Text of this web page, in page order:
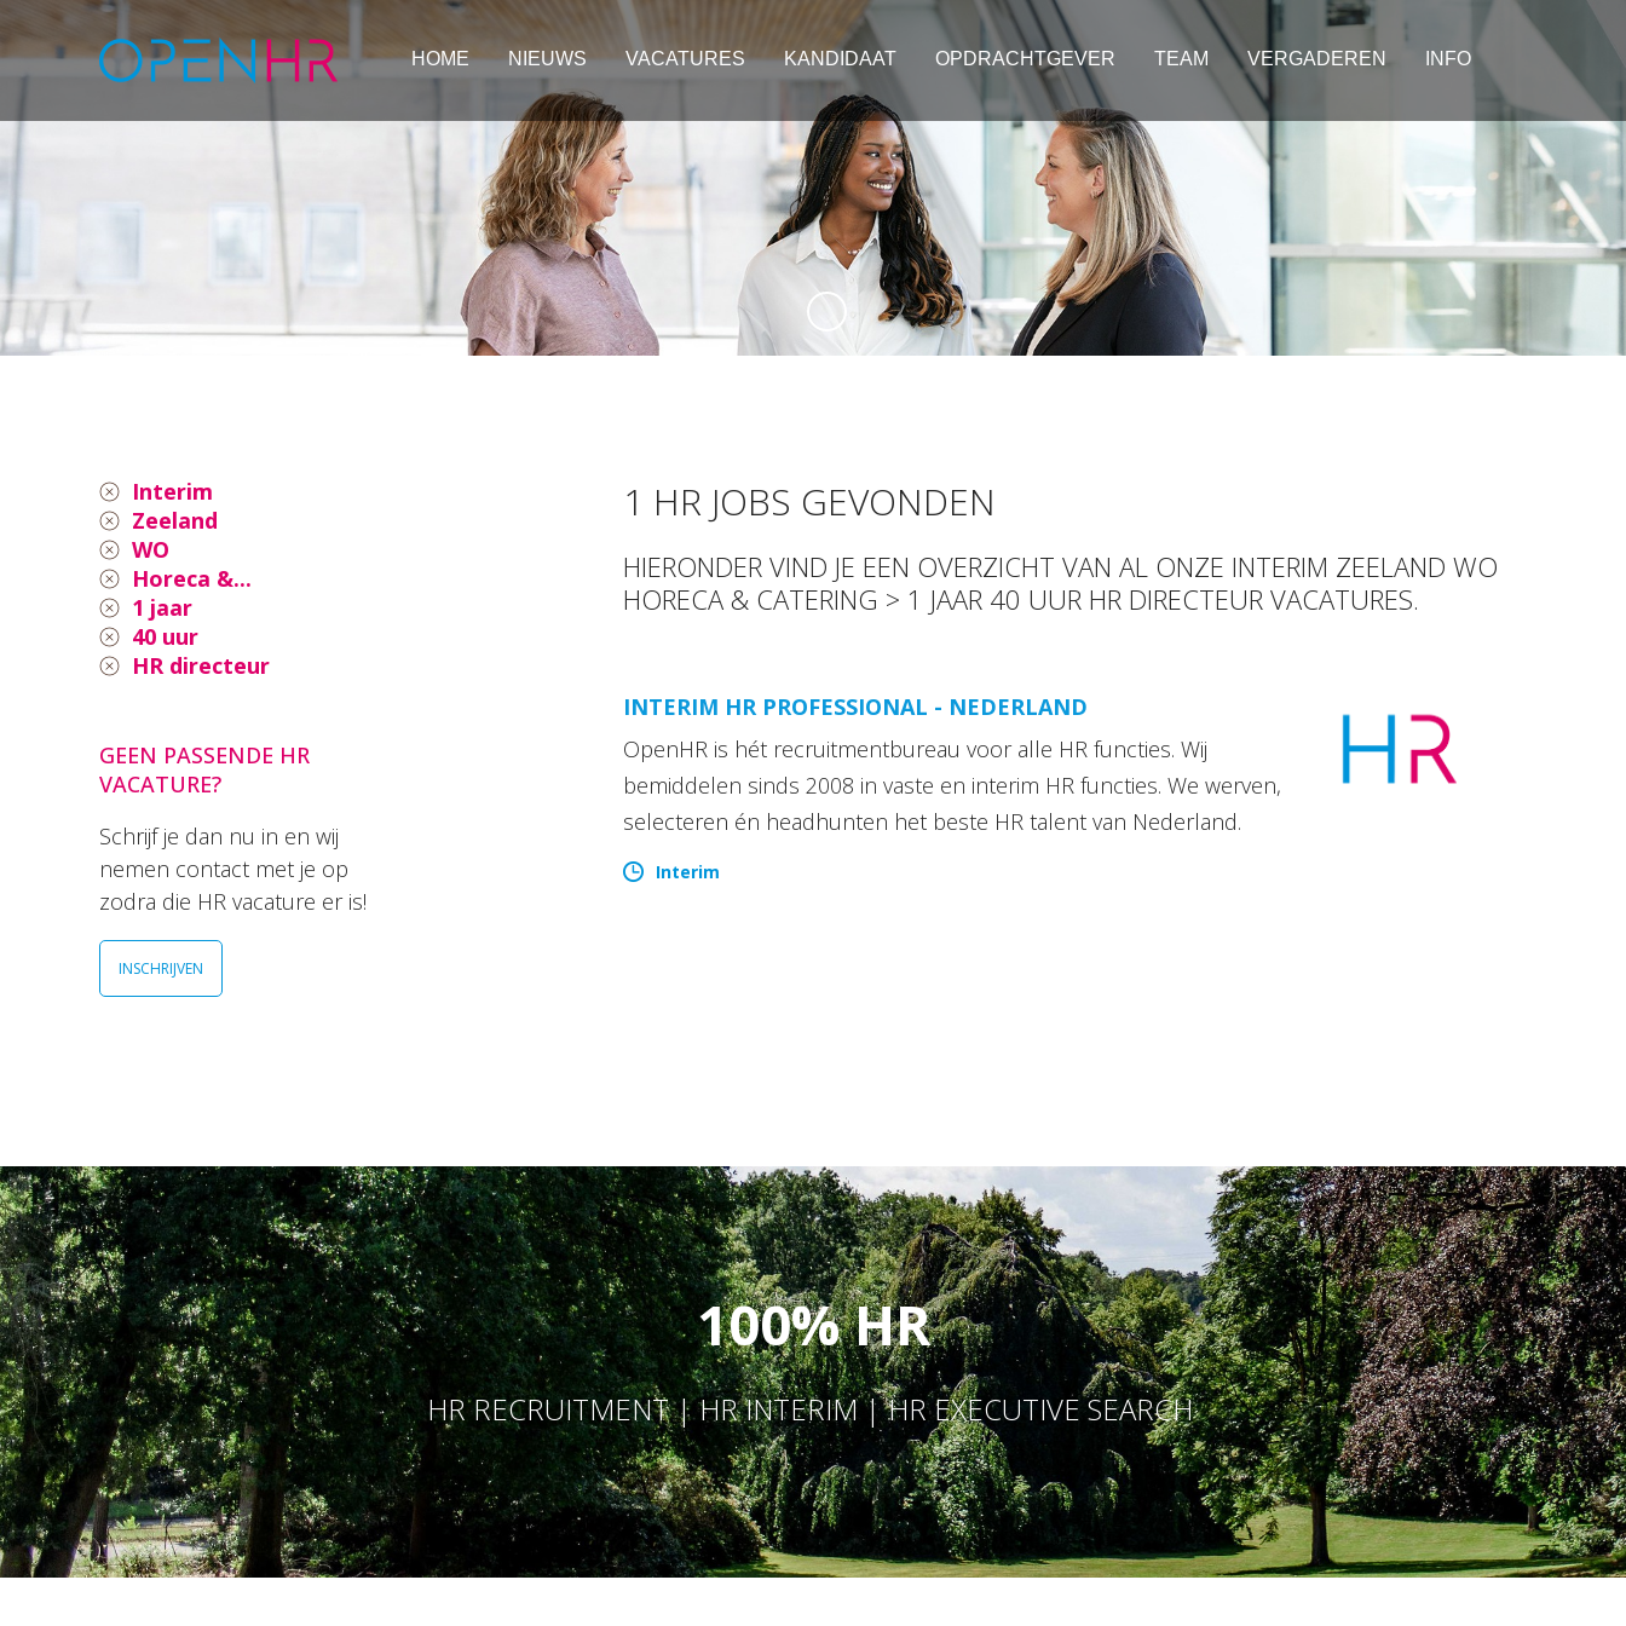
HOME NIEUWS VACATURES KANDIDAAT OPDRACHTGEVER TEAM VERGADEREN INFO
Interim
Zeeland
WO
Horeca &...
1 jaar
40 uur
HR directeur
GEEN PASSENDE HR
VACATURE?
Schrijf je dan nu in en wij
nemen contact met je op
zodra die HR vacature er is!
INSCHRIJVEN
1 HR JOBS GEVONDEN
HIERONDER VIND JE EEN OVERZICHT VAN AL ONZE INTERIM ZEELAND WO
HORECA & CATERING > 1 JAAR 40 UUR HR DIRECTEUR VACATURES.
INTERIM HR PROFESSIONAL - NEDERLAND
OpenHR is hét recruitmentbureau voor alle HR functies. Wij
bemiddelen sinds 2008 in vaste en interim HR functies. We werven,
selecteren én headhunten het beste HR talent van Nederland.
Interim
100% HR
HR RECRUITMENT | HR INTERIM | HR EXECUTIVE SEARCH